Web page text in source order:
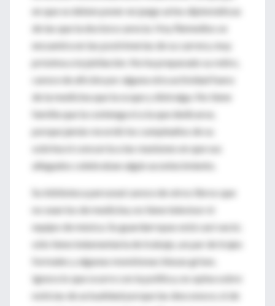
en que se deben poner en juego artes diplomáticas
de las que la doctora carecía. Hoy Remedios se
encuentra en las postrimerías de su carrera, muy
próxima a la jubilación. No ha preparado su retiro,
carece de afición por alguna otra actividad fuera
de la medicina que la ocupe y distraiga. No tiene
familia que la contenga ni a la que dedicarse,
porque jamás recordó los cumpleaños de su
sobrina ni concurría a las reuniones en que sus
allegados celebraban algún acontecimiento.
Su biblioteca personal carece de otros libros que
no sean los de medicina, no tiene televisor ni
equipo de música. Su guardarropas está casi vacío;
sólo tiene indumentaria de trabajo, un par de trajes
formales y algunas monótonas blusas grises.
Ignora lo que ocurre con la política, no opina sobre
noticias de actualidad porque las desconoce, ni de